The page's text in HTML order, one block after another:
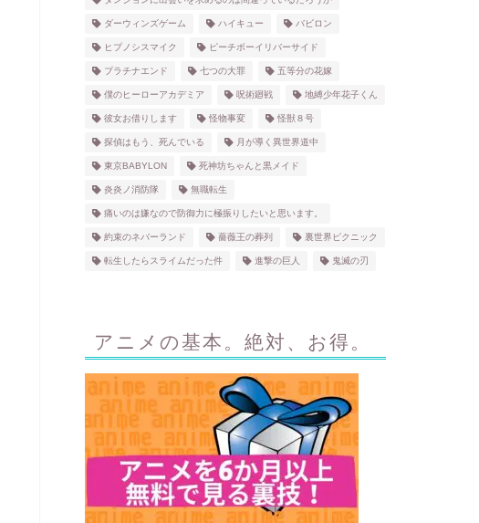
ダーウィンズゲーム ハイキュー バビロン
ヒプノシスマイク ピーチボーイリバーサイド
プラチナエンド 七つの大罪 五等分の花嫁
僕のヒーローアカデミア 呪術廻戦 地縛少年花子くん
彼女お借りします 怪物事変 怪獣８号
探偵はもう、死んでいる 月が導く異世界道中
東京BABYLON 死神坊ちゃんと黒メイド
炎炎ノ消防隊 無職転生
痛いのは嫌なので防御力に極振りしたいと思います。
約束のネバーランド 薔薇王の葬列 裏世界ピクニック
転生したらスライムだった件 進撃の巨人 鬼滅の刃
アニメの基本。絶対、お得。